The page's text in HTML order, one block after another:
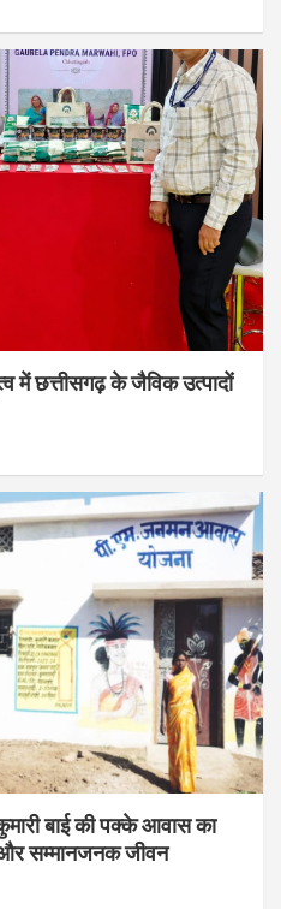
में छत्तीसगढ़ के जैविक उत्पादों
बाई की पक्के आवास का
और सम्मानजनक जीवन